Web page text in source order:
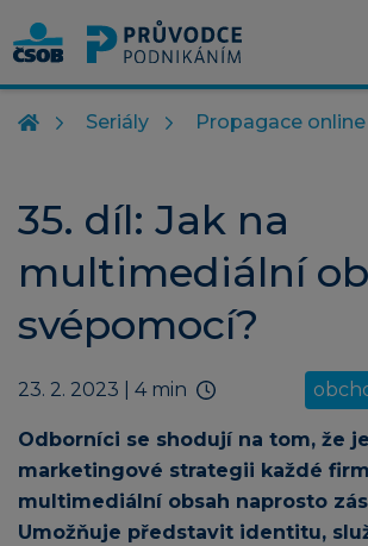
Seriály Propagace online
35. díl: Jak na
multimediální
svépomocí?
23. 2. 2023 | 4 min
Odborníci se shodují na tom, že
marketingové strategii každé
multimediální obsah naprosto
Umožňuje představit identitu,